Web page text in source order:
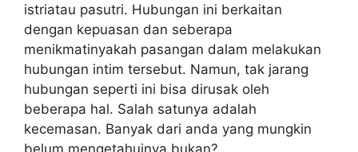
istriatau pasutri. Hubungan ini berkaitan
dengan kepuasan dan seberapa
menikmatinyakah pasangan dalam melakukan
hubungan intim tersebut. Namun, tak jarang
hubungan seperti ini bisa dirusak oleh
beberapa hal. Salah satunya adalah
kecemasan. Banyak dari anda yang mungkin
belum mengetahuinya bukan?